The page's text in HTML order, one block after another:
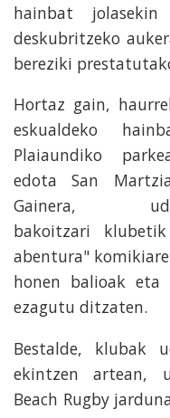
hainbat
deskubritzeko
bereziki
Hortaz gain,
eskualdeko
Plaiaundiko
edota San
Gainera,
bakoitzari
abentura"
honen balioak eta
ezagutu ditzaten.
Bestalde, klubak
ekintzen artean,
Beach Rugby